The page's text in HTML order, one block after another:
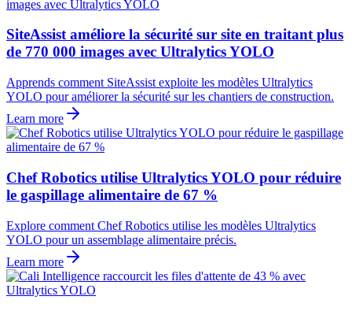
SiteAssist améliore la sécurité sur site en traitant plus
de 770 000 images avec Ultralytics YOLO
Apprends comment SiteAssist exploite les modèles Ultralytics
YOLO pour améliorer la sécurité sur les chantiers de construction.
Learn more
Chef Robotics utilise Ultralytics YOLO pour réduire
le gaspillage alimentaire de 67 %
Explore comment Chef Robotics utilise les modèles Ultralytics
YOLO pour un assemblage alimentaire précis.
Learn more